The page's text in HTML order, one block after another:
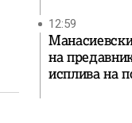
12:59
на
исплива на